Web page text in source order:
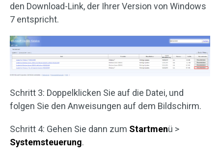
den Download-Link, der Ihrer Version von Windows
7 entspricht.
Schritt 3: Doppelklicken Sie auf die Datei, und
folgen Sie den Anweisungen auf dem Bildschirm.
Schritt 4: Gehen Sie dann zum Startmenü >
Systemsteuerung.